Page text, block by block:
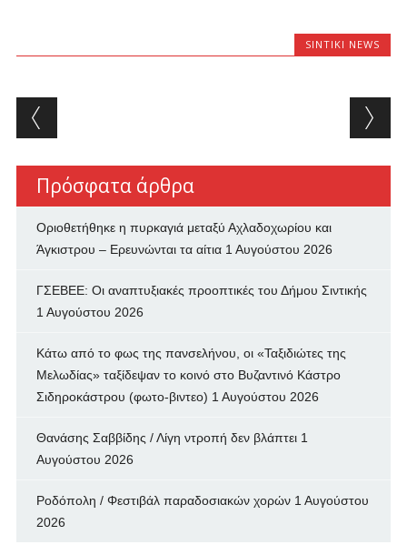
SINTIKI NEWS
Post navigation
Πρόσφατα άρθρα
Οριοθετήθηκε η πυρκαγιά μεταξύ Αχλαδοχωρίου και
Άγκιστρου – Ερευνώνται τα αίτια 1 Αυγούστου 2026
ΓΣΕΒΕΕ: Οι αναπτυξιακές προοπτικές του Δήμου Σιντικής
1 Αυγούστου 2026
Κάτω από το φως της πανσελήνου, οι «Ταξιδιώτες της
Μελωδίας» ταξίδεψαν το κοινό στο Βυζαντινό Κάστρο
Σιδηροκάστρου (φωτο-βιντεο) 1 Αυγούστου 2026
Θανάσης Σαββίδης / Λίγη ντροπή δεν βλάπτει 1
Αυγούστου 2026
Ροδόπολη / Φεστιβάλ παραδοσιακών χορών 1 Αυγούστου
2026